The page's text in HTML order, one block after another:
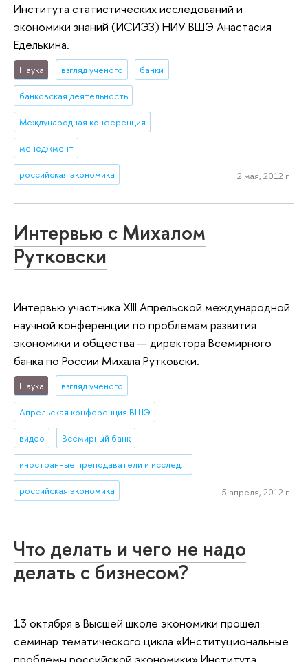
Института статистических исследований и
экономики знаний (ИСИЭЗ) НИУ ВШЭ Анастасия
Еделькина.
Наука взгляд ученого банки
банковская деятельность
Международная конференция
менеджмент
российская экономика 2 мая, 2012 г.
Интервью с Михалом
Рутковски
Интервью участника XIII Апрельской международной
научной конференции по проблемам развития
экономики и общества — директора Всемирного
банка по России Михала Рутковски.
Наука взгляд ученого
Апрельская конференция ВШЭ
видео Всемирный банк
иностранные преподаватели и исследователи
российская экономика 5 апреля, 2012 г.
Что делать и чего не надо
делать с бизнесом?
13 октября в Высшей школе экономики прошел
семинар тематического цикла «Институциональные